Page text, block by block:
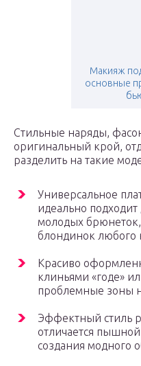
Макияж
основные
Стильные наряды,
оригинальный крой,
разделить на такие
Универсальное
идеально
молодых брюнеток,
блондинок любого
Красиво
клиньями «годе»
проблемные зоны
Эффектный стиль
отличается
создания модного